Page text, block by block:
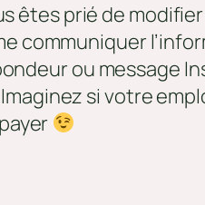
êtes prié de
communiquer
ou message
si votre